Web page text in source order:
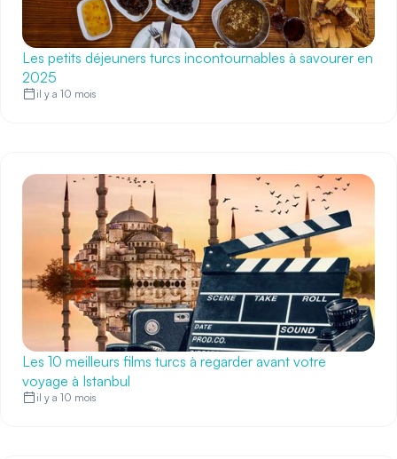
Les petits déjeuners turcs incontournables à savourer en
2025
il y a 10 mois
Les 10 meilleurs films turcs à regarder avant votre
voyage à Istanbul
il y a 10 mois